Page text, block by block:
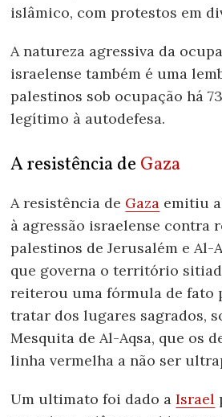
islâmico, com protestos em
A natureza agressiva da
israelense também é uma
palestinos sob ocupação há
legítimo à autodefesa.
A resistência de Gaza
A resistência de Gaza emitiu
à agressão israelense contra
palestinos de Jerusalém e Al-
que governa o território
reiterou uma fórmula de fato
tratar dos lugares sagrados,
Mesquita de Al-Aqsa, que os
linha vermelha a não ser
Um ultimato foi dado aIsrael